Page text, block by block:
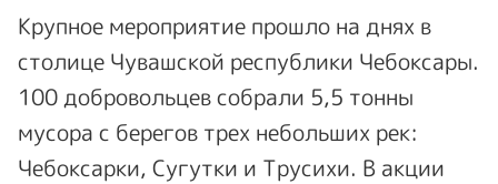
Крупное мероприятие прошло на днях в
столице Чувашской республики Чебоксары.
100 добровольцев собрали 5,5 тонны
мусора с берегов трех небольших рек:
Чебоксарки, Сугутки и Трусихи. В акции